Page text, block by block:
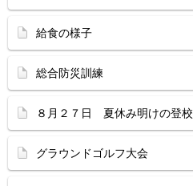
給食の様子
総合防災訓練
８月２７日 夏休み明けの登校
グラウンドゴルフ大会